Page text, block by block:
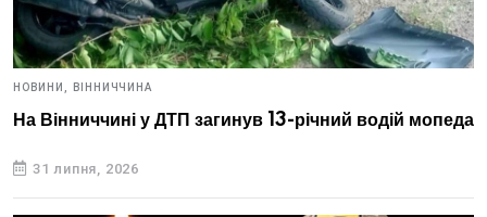
НОВИНИ, ВІННИЧЧИНА
На Вінниччині у ДТП загинув 13-річний водій мопеда
31 липня, 2026